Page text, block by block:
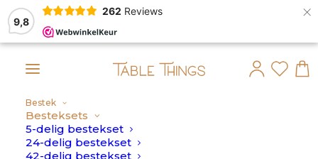
9,8
262 Reviews ×
Bestek
Besteksets
5-delig bestekset
24-delig bestekset
42-delig bestekset
10 Augustus verstuurd.
Home > Bestek > Besteksets